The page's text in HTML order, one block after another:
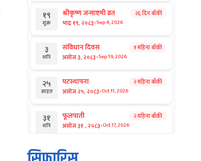
१९
शुक्र
श्रीकृष्ण जन्माष्टमी व्रत
भाद्र १९, २०८३-Sep 4, 2026
२६ दिन बाँकी
३
शनि
संविधान दिवस
असोज ३, २०८३-Sep 19, 2026
१ महिना बाँकी
२५
आइत
घटस्थापना
असोज २५, २०८३-Oct 11, 2026
२ महिना बाँकी
३१
शनि
फूलपाती
असोज ३१ , २०८३-Oct 17, 2026
२ महिना बाँकी
१ कार्तिक सङ्क्रान्ति